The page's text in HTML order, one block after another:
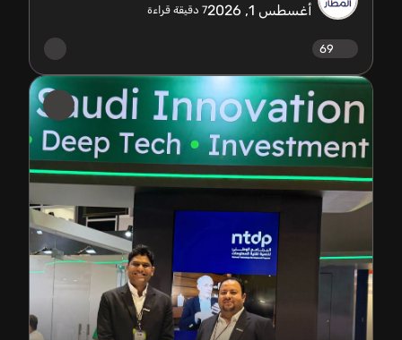
أغسطس 1, 2026 7 دقيقة قراءة